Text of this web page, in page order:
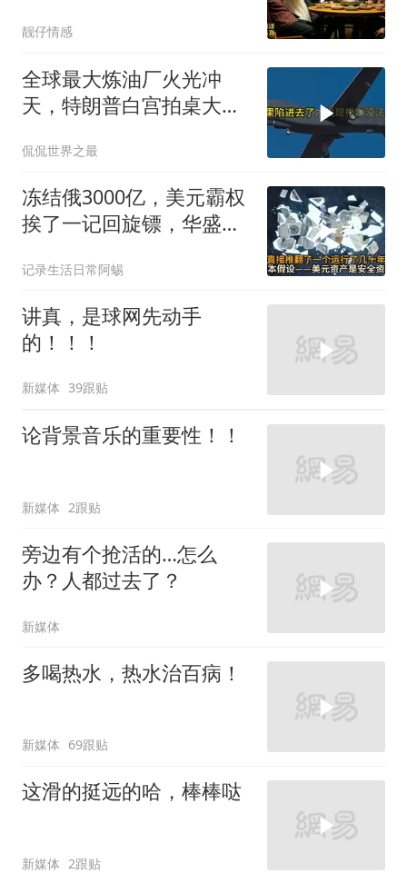
靓仔情感
全球最大炼油厂火光冲
天，特朗普白宫拍桌大
拖进泥潭
侃侃世界之最
冻结俄3000亿，美元霸权
挨了一记回旋镖，华盛顿
记录生活日常阿蜴
讲真，是球网先动手
的！！！
新媒体 39跟贴
论背景音乐的重要性！！
新媒体 2跟贴
旁边有个抢活的…怎么
办？人都过去了？
新媒体
多喝热水，热水治百病！
新媒体 69跟贴
这滑的挺远的哈，棒棒哒
新媒体 2跟贴